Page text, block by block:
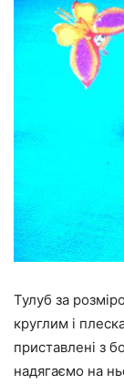
Тулуб за
круглим і
приставлені з
надягаємо на